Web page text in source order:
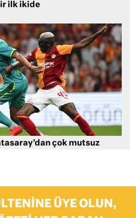
ilk ikide
çok mutsuz
ÜYE OLUN,